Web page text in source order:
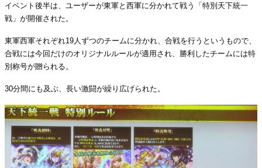
イベント後半は、ユーザーが東軍と西軍に分かれて戦う「特別天下統一
戦」が開催された。
東軍西軍それぞれ19人ずつのチームに分かれ、合戦を行うというもので、
合戦には今回だけのオリジナルルールが適用され、勝利したチームには特
別称号が贈られる。
30分間にも及ぶ、長い激闘が繰り広げられた。